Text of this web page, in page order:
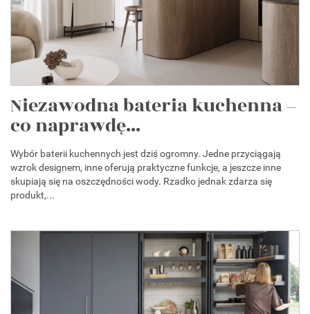
Niezawodna bateria kuchenna –
co naprawdę...
Wybór baterii kuchennych jest dziś ogromny. Jedne przyciągają
wzrok designem, inne oferują praktyczne funkcje, a jeszcze inne
skupiają się na oszczędności wody. Rzadko jednak zdarza się
produkt,...